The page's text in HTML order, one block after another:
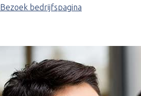
Bezoek bedrijfspagina